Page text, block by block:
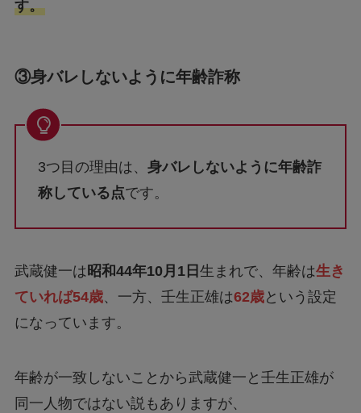
す。
③身バレしないように年齢詐称
3つ目の理由は、 身バレしないように年齢詐
称している点です。
武蔵健一は昭和44年10月1日 生まれで、年齢は生き
ていれば54歳、一方、壬生正雄は62歳という設定
になっています。
年齢が一致しないことから武蔵健一と壬生正雄が
同一人物ではない説もありますが、